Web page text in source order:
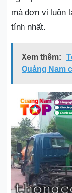
mà đơn vị luôn
tính nhất.
Xem thêm:
Quảng Nam